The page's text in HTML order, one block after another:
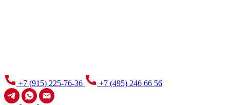
+7 (915) 225-76-36 +7 (495) 246 66 56